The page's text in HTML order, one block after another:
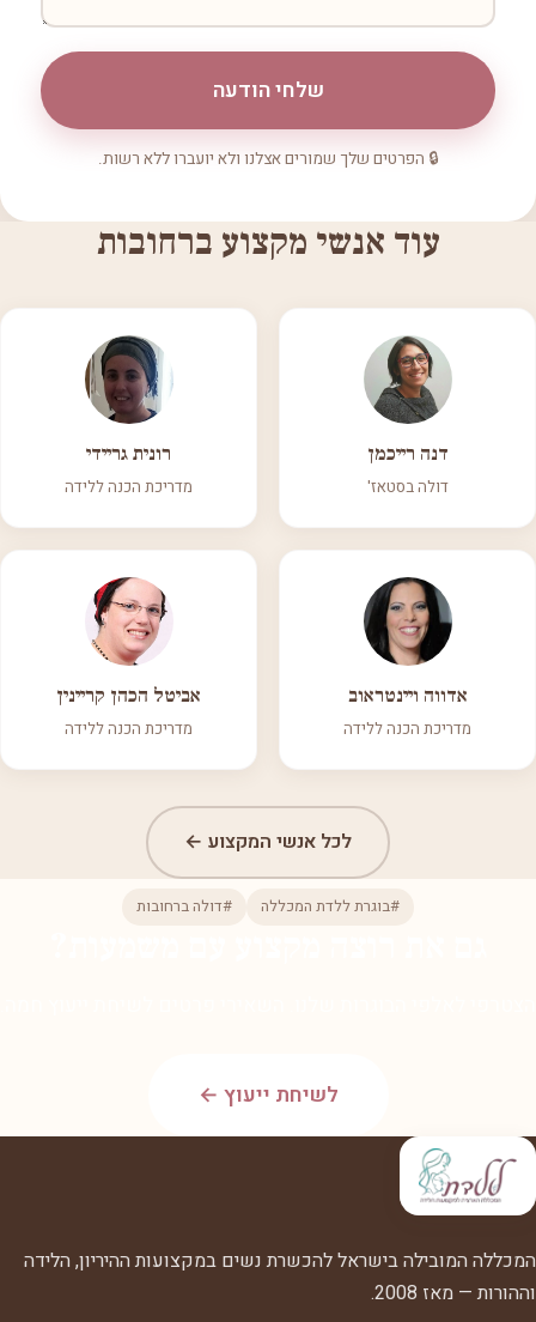
שלחי הודעה
🔒 הפרטים שלך שמורים אצלנו ולא יועברו ללא רשות.
עוד אנשי מקצוע ברחובות
דנה רייכמן
דולה בסטאז'
רונית גריידי
מדריכת הכנה ללידה
אדווה ויינטראוב
מדריכת הכנה ללידה
אביטל הכהן קריינין
מדריכת הכנה ללידה
לכל אנשי המקצוע ←
#בוגרת ללדת המכללה #דולה ברחובות
לשיחת ייעוץ ←
המכללה המובילה בישראל להכשרת נשים במקצועות ההיריון, הלידה
וההורות — מאז 2008.